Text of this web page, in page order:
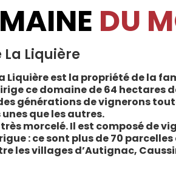
DU
Liquière
Liquière est la propriété de la
ce domaine de 64 hectares
générations de vignerons
que les autres.
morcelé. Il est composé de
: ce sont plus de 70
les villages d’Autignac,
au nord de l’aire de